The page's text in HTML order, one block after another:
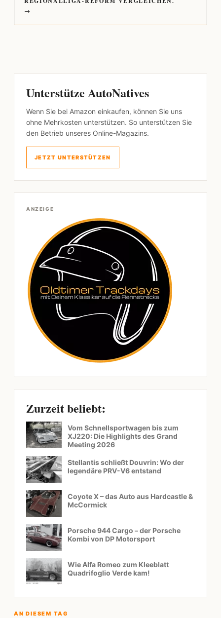
→
Unterstütze AutoNatives
Wenn Sie bei Amazon einkaufen, können Sie uns
ohne Mehrkosten unterstützen. So unterstützen Sie
den Betrieb unseres Online-Magazins.
JETZT UNTERSTÜTZEN
ANZEIGE
Zurzeit beliebt:
Vom Schnellsportwagen bis zum
XJ220: Die Highlights des Grand
Meeting 2026
Stellantis schließt Douvrin: Wo der
legendäre PRV-V6 entstand
Coyote X – das Auto aus Hardcastle &
McCormick
Porsche 944 Cargo – der Porsche
Kombi von DP Motorsport
Wie Alfa Romeo zum Kleeblatt
Quadrifoglio Verde kam!
AN DIESEM TAG